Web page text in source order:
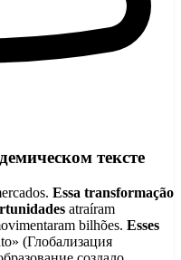
тексте
Essa transformação
atraíram
bilhões. Esses
(Глобализация